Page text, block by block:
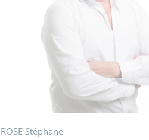
ROSE Stéphane